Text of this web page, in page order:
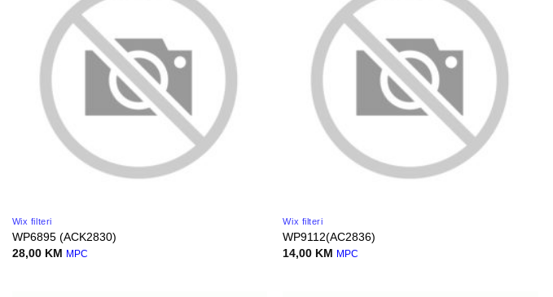
Wix filteri
WP6895 (ACK2830)
28,00 KM MPC
Wix filteri
WP9112(AC2836)
14,00 KM MPC